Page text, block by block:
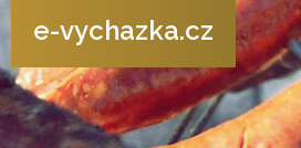
e-vychazka.cz